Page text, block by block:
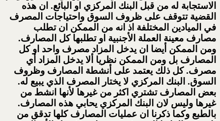
الاستجابة له من قبل البنك المركزي او البائع. ان هذه
القضية تتوقف على ظروف السوق واحتياجات المصرف
في الميادين المختلفة اذ انه من الممكن ان تطلب
مصارف معينة العملة الأجنبية او تطلبها كل المصارف.
ومن الممكن أيضا ان يدخل المزاد مصرف واحد او كل
المصارف بل ومن الممكن نظريا ألا يدخل المزاد أي
مصرف. كل ذلك يعتمد على أنشطة المصارف وظروف
السوق. البنك المركزي لا يختار المصرف الذي يبيع له.
بعض المصارف تشتري اكثر من غيرها لأنها انشط من
غيرها وليس لان البنك المركزي يحابي هذه المصارف.
بالطبع وكما ذكرنا ان عمليات المصارف كلها تدقق من